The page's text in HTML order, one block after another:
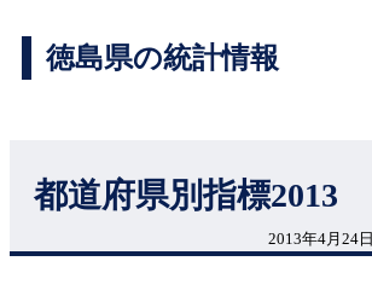
徳島県の統計情報
都道府県別指標2013
2013年4月24日